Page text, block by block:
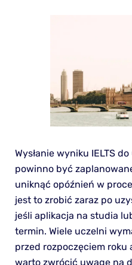
Wysłanie wyniku IELTS
powinno być
uniknąć opóźnień w
jest to zrobić zaraz po
jeśli aplikacja na studia
termin. Wiele uczelni
przed rozpoczęciem roku
warto zwrócić uwagę na